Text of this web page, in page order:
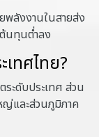
พลังงานในสายส่ง
ต้นทุนต่ำลง
เทศไทย?
ะดับประเทศ ส่วน
ญ่และส่วนภูมิภาค